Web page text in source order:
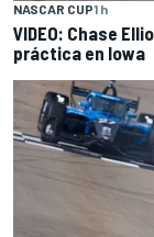
NASCAR CUP1 h
VIDEO: Chase
práctica en Iowa